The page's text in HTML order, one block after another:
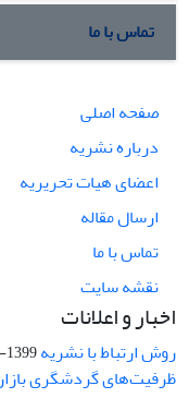
تماس با ما
صفحه اصلی
درباره نشریه
اعضای هیات تحریریه
ارسال مقاله
تماس با ما
نقشه سایت
اخبار و اعلانات
روش ارتباط با نشریه1399-01-28
ظرفیت‌های گردشگری